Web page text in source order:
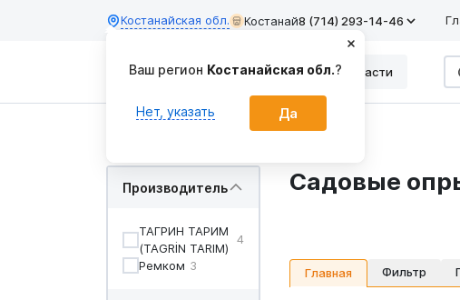
Костанайская обл. Костанай8 (714) 293-14-46
Каталог Запчасти
Опрыскиватели
Производитель
ТАГРИН ТАРИМ
(TAGRİN TARIM)
4
Ремком 3
Садовые
Главная Фильтр
Ваш регион Костанайская обл.?
Нет, указать Да